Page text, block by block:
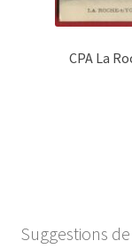
CPA La
Suggestions